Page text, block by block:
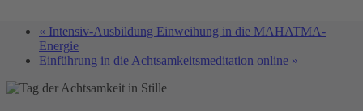
« Intensiv-Ausbildung Einweihung in die MAHATMA-
Energie
Einführung in die Achtsam­keits­meditation online »